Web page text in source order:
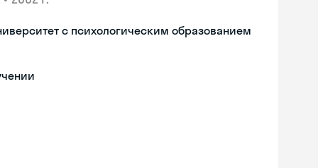
с психологическим образованием